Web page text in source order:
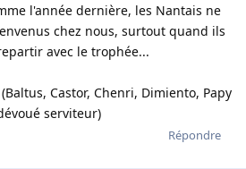
l'année dernière, les Nantais ne
chez nous, surtout quand ils
avec le trophée...
Castor, Chenri, Dimiento, Papy
serviteur)
Répondre